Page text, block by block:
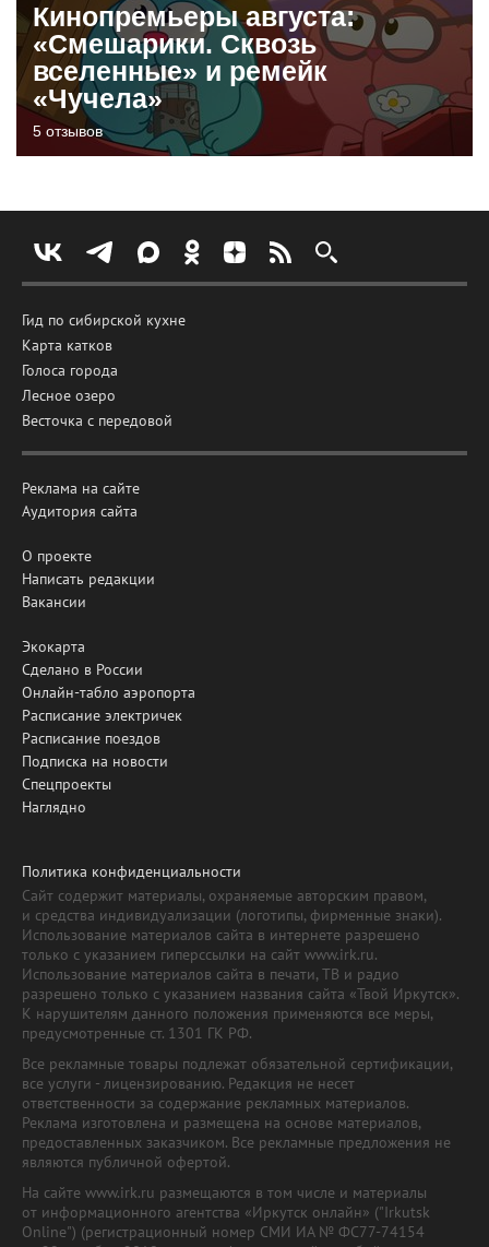
Кинопремьеры августа:
«Смешарики. Сквозь
вселенные» и ремейк
«Чучела»
5 отзывов
Гид по сибирской кухне
Карта катков
Голоса города
Лесное озеро
Весточка с передовой
Реклама на сайте
Аудитория сайта
О проекте
Написать редакции
Вакансии
Экокарта
Сделано в России
Онлайн-табло аэропорта
Расписание электричек
Расписание поездов
Подписка на новости
Спецпроекты
Наглядно
Политика конфиденциальности
Сайт содержит материалы, охраняемые авторским правом,
и средства индивидуализации (логотипы, фирменные знаки).
Использование материалов сайта в интернете разрешено
только с указанием гиперссылки на сайт www.irk.ru.
Использование материалов сайта в печати, ТВ и радио
разрешено только с указанием названия сайта «Твой Иркутск».
К нарушителям данного положения применяются все меры,
предусмотренные ст. 1301 ГК РФ.
Все рекламные товары подлежат обязательной сертификации,
все услуги - лицензированию. Редакция не несет
ответственности за содержание рекламных материалов.
Реклама изготовлена и размещена на основе материалов,
предоставленных заказчиком. Все рекламные предложения не
являются публичной офертой.
На сайте www.irk.ru размещаются в том числе и материалы
от информационного агентства «Иркутск онлайн» ("Irkutsk
Online") (регистрационный номер СМИ ИА № ФС77-74154